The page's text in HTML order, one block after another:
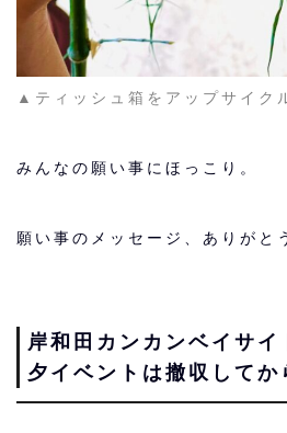
▲ティッシュ箱をアップサイク
みんなの願い事にほっこり。
願い事のメッセージ、ありがと
岸和田カンカンベイサ
夕イベントは撤収してか